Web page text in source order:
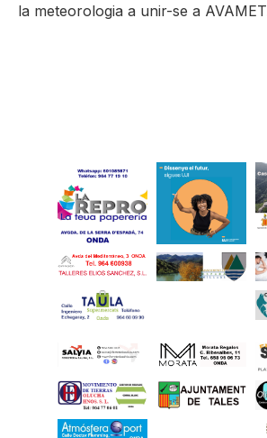
la meteorologia a unir-se a